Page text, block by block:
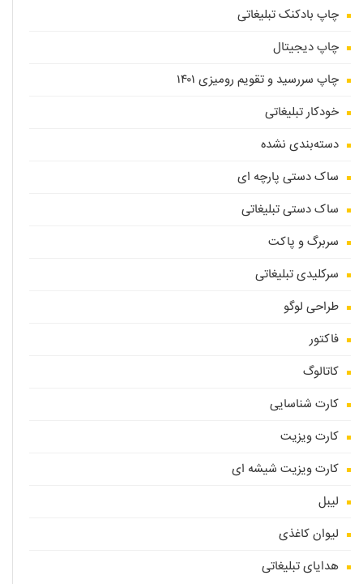
چاپ بادکنک تبلیغاتی
چاپ دیجیتال
چاپ سررسید و تقویم رومیزی ۱۴۰۱
خودکار تبلیغاتی
دسته‌بندی نشده
ساک دستی پارچه ای
ساک دستی تبلیغاتی
سربرگ و پاکت
سرکلیدی تبلیغاتی
طراحی لوگو
فاکتور
کاتالوگ
کارت شناسایی
کارت ویزیت
کارت ویزیت شیشه ای
لیبل
لیوان کاغذی
هدایای تبلیغاتی